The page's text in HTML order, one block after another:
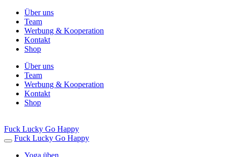
Über uns
Team
Werbung & Kooperation
Kontakt
Shop
Über uns
Team
Werbung & Kooperation
Kontakt
Shop
Fuck Lucky Go Happy
Fuck Lucky Go Happy
Yoga üben